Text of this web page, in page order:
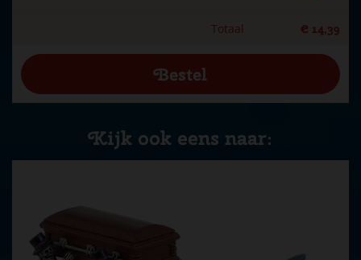
Totaal € 14,39
Kijk ook eens naar: